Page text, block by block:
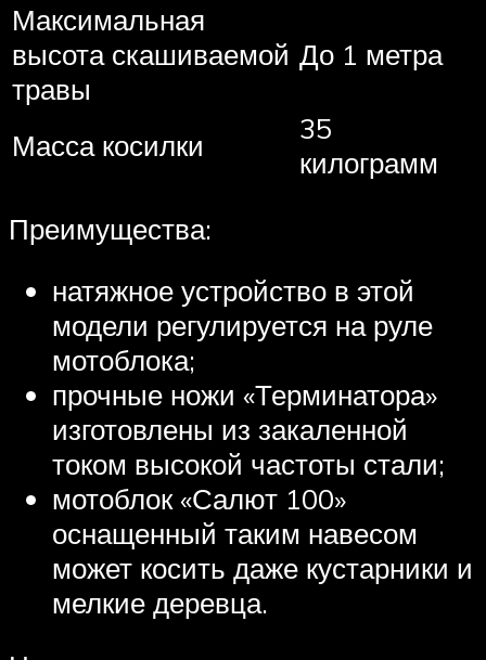
Максимальная
высота скашиваемой
травы
До 1 метра
Масса косилки
35
килограмм
Преимущества:
натяжное устройство в этой
модели регулируется на руле
мотоблока;
прочные ножи «Терминатора»
изготовлены из закаленной
током высокой частоты стали;
мотоблок «Салют 100»
оснащенный таким навесом
может косить даже кустарники и
мелкие деревца.